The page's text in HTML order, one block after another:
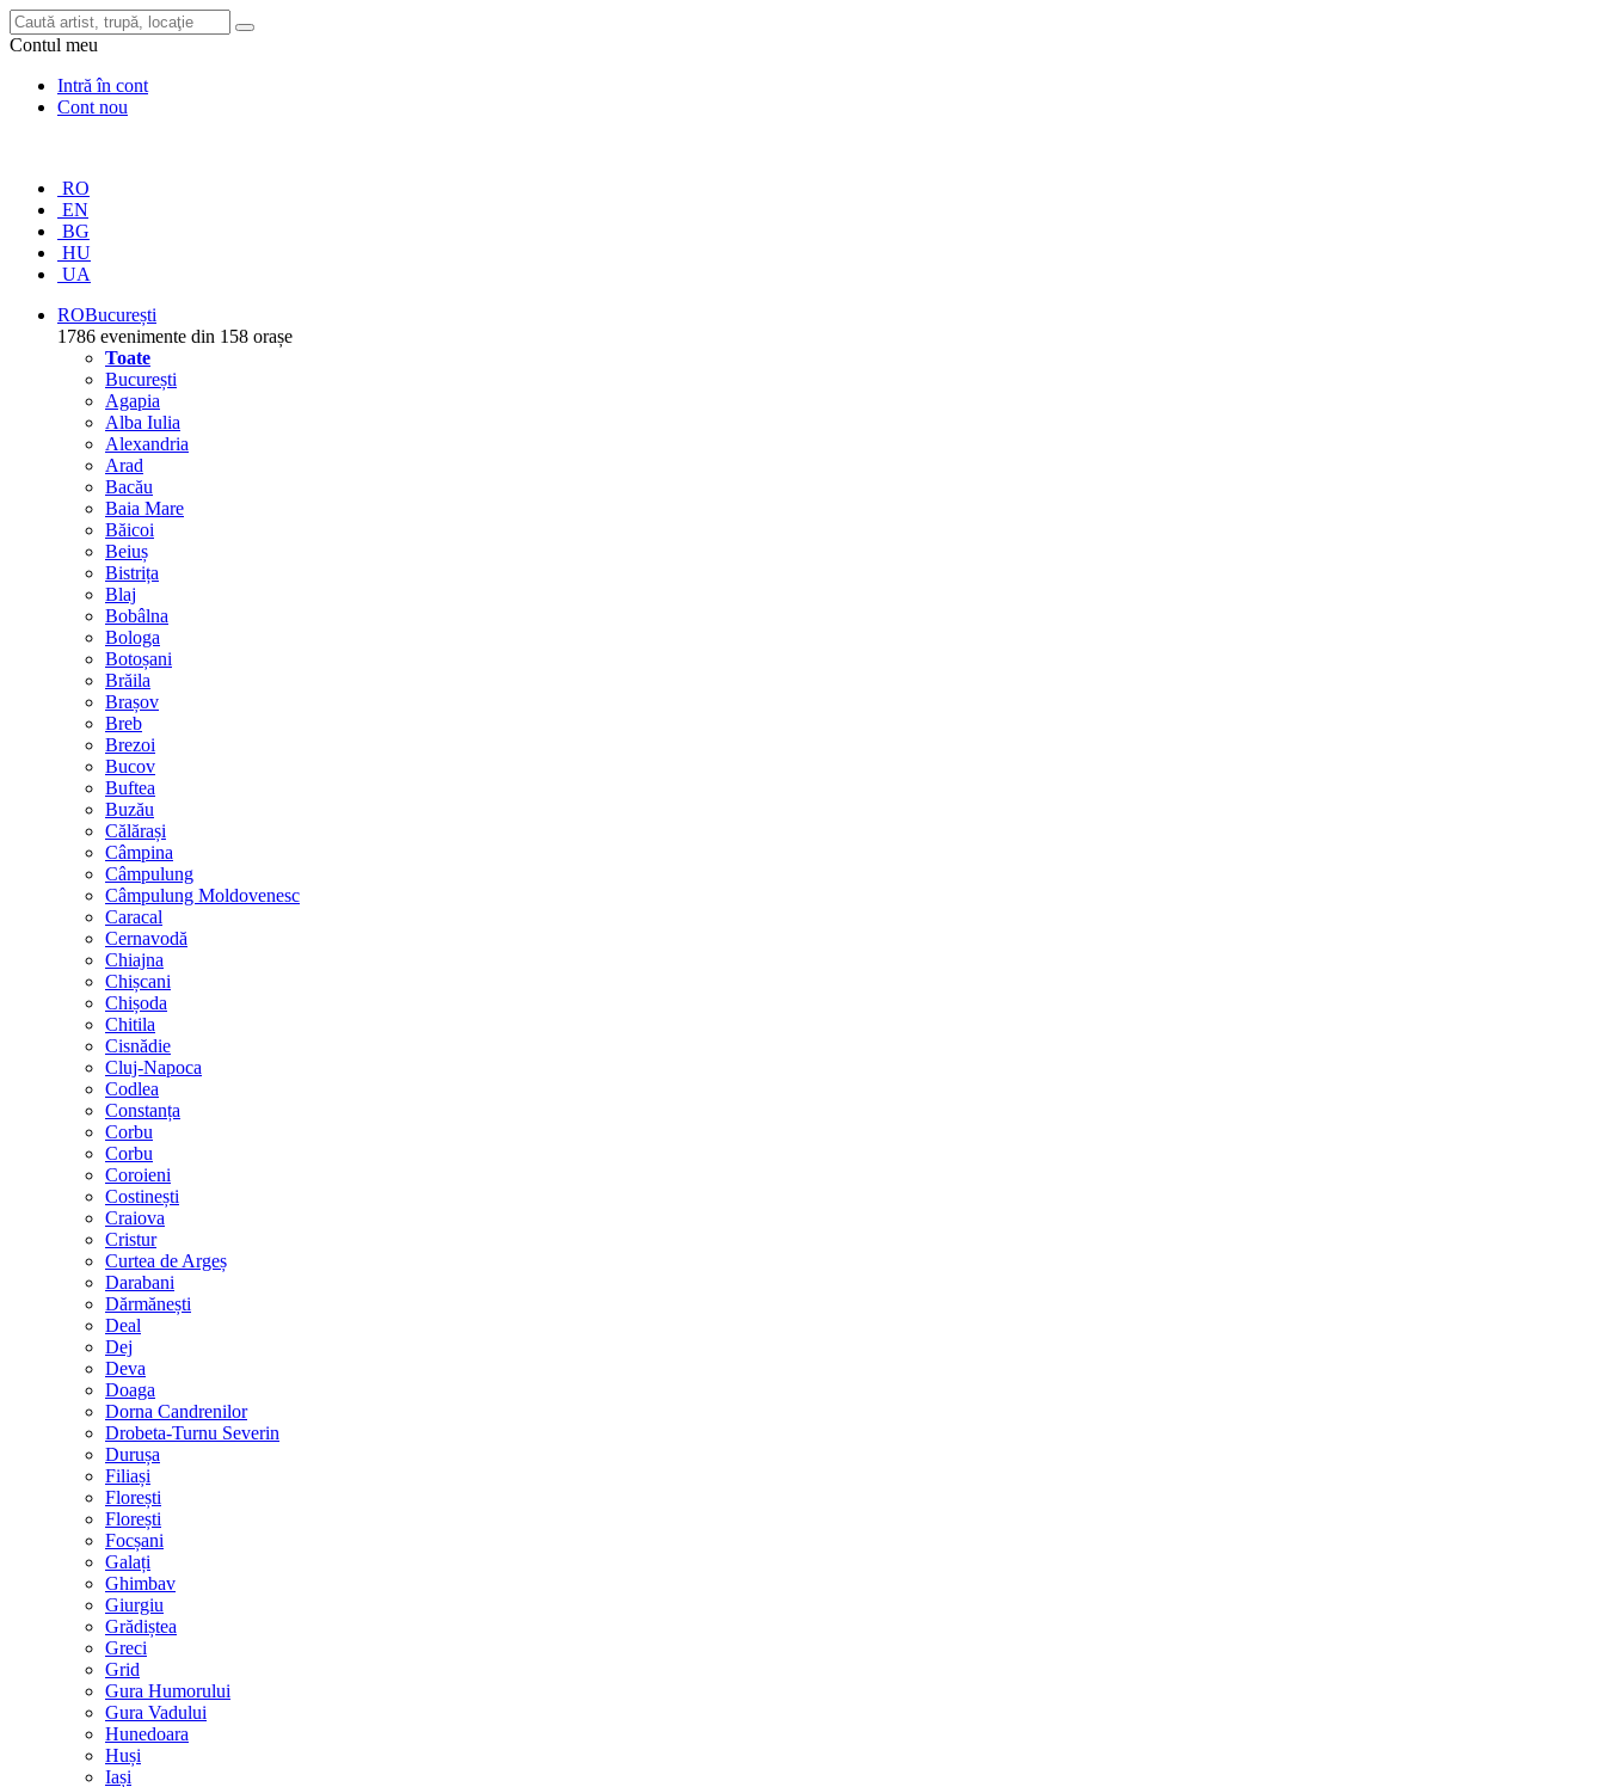
Contul meu
Intră în cont
Cont nou
RO
EN
BG
HU
UA
ROBucurești
1786 evenimente din 158 orașe
Toate
București
Agapia
Alba Iulia
Alexandria
Arad
Bacău
Baia Mare
Băicoi
Beiuș
Bistrița
Blaj
Bobâlna
Bologa
Botoșani
Brăila
Brașov
Breb
Brezoi
Bucov
Buftea
Buzău
Călărași
Câmpina
Câmpulung
Câmpulung Moldovenesc
Caracal
Cernavodă
Chiajna
Chișcani
Chișoda
Chitila
Cisnădie
Cluj-Napoca
Codlea
Constanța
Corbu
Corbu
Coroieni
Costinești
Craiova
Cristur
Curtea de Argeș
Darabani
Dărmănești
Deal
Dej
Deva
Doaga
Dorna Candrenilor
Drobeta-Turnu Severin
Durușa
Filiași
Florești
Florești
Focșani
Galați
Ghimbav
Giurgiu
Grădiștea
Greci
Grid
Gura Humorului
Gura Vadului
Hunedoara
Huși
Iași